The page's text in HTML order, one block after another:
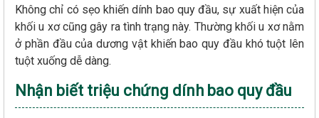
Không chỉ có sẹo khiến dính bao quy đầu, sự xuất hiện của
khối u xơ cũng gây ra tình trạng này. Thường khối u xơ nằm
ở phần đầu của dương vật khiến bao quy đầu khó tuột lên
tuột xuống dễ dàng.
Nhận biết triệu chứng dính bao quy đầu